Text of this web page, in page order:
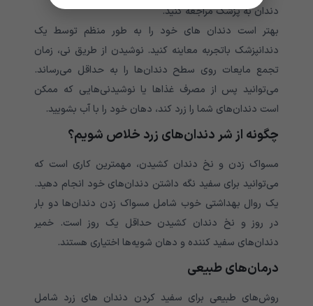
دندان به پزشک مراجعه کنید.
بهتر است دندان های خود را به طور منظم توسط یک
دندانپزشک باتجربه معاینه کنید. نوشیدن از طریق نی، زمان
تجمع مایعات روی سطح دندان‌‌‌‌‌‌‌‌‌‌‌‌‌‌‌‌‌‌‌‌‌‌‌‌‌‌‌‌‌‌‌‌‌‌‌‌‌‌ها را به حداقل می‌‌‌‌‌‌‌‌‌‌‌‌‌رساند.
می‌توانید پس از مصرف غذاها یا نوشیدنی‌هایی که ممکن
است دندان‌های شما را زرد کند، دهان خود را با آب بشویید.
چگونه از شر دندان‌های زرد خلاص شویم؟
مسواک زدن و نخ دندان کشیدن، مهمترین کاری است که
می‌‌‌‌‌‌‌‌‌‌‌‌‌توانید برای سفید نگه داشتن دندان‌های خود انجام دهید.
یک روال بهداشتی خوب شامل مسواک زدن دندان‌‌‌‌‌‌‌‌‌‌‌‌‌‌‌‌‌‌‌‌‌‌‌‌‌‌‌‌‌‌‌‌‌‌‌‌‌‌ها دو بار
در روز و نخ دندان کشیدن حداقل یک روز است. خمیر
دندان‌های سفید کننده و دهان شویه‌‌‌‌‌‌‌‌‌‌‌‌‌‌‌‌‌‌‌‌‌‌‌‌‌‌‌‌‌‌‌‌‌‌‌‌‌‌ها اختیاری هستند.
درمان‌های طبیعی
روش‌های طبیعی برای سفید کردن دندان های زرد شامل